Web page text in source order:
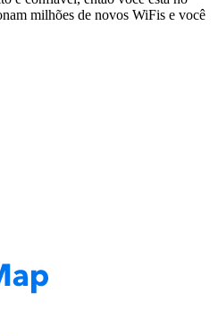
milhões de novos WiFis e você